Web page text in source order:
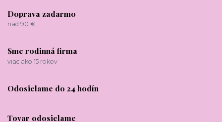
Doprava zadarmo
nad 90 €
Sme rodinná firma
viac ako 15 rokov
Odosielame do 24 hodín
Tovar odosielame